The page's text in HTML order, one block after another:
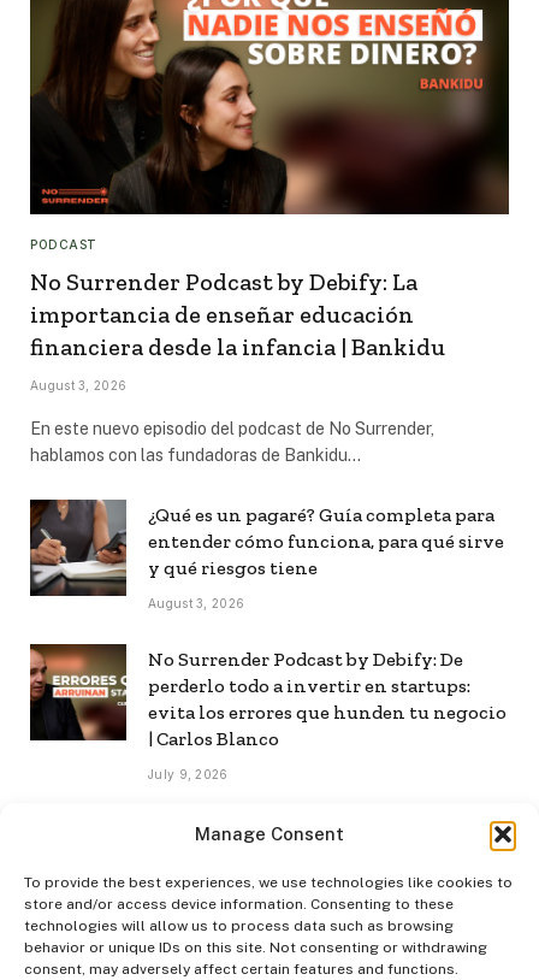
Manage Consent
To provide the best experiences, we use technologies like cookies to
store and/or access device information. Consenting to these
technologies will allow us to process data such as browsing
behavior or unique IDs on this site. Not consenting or withdrawing
consent, may adversely affect certain features and functions.
PODCAST
No Surrender Podcast by Debify: La
importancia de enseñar educación
financiera desde la infancia | Bankidu
August 3, 2026
En este nuevo episodio del podcast de No Surrender,
hablamos con las fundadoras de Bankidu…
¿Qué es un pagaré? Guía completa para
entender cómo funciona, para qué sirve
y qué riesgos tiene
August 3, 2026
No Surrender Podcast by Debify: De
perderlo todo a invertir en startups:
evita los errores que hunden tu negocio
| Carlos Blanco
July 9, 2026
No Surrender Podcast by Debify: Cómo
construir una audiencia propia en la era
de la IA | Mar Manrique
July 8, 2026